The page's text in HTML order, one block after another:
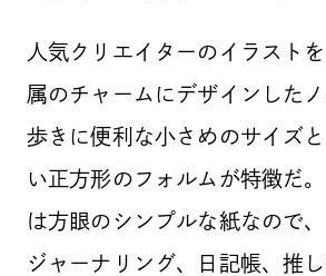
人気クリエイターのイラスト
属のチャームにデザインした
歩きに便利な小さめのサイズ
い正方形のフォルムが特徴だ
は方眼のシンプルな紙なので
ジャーナリング、日記帳、推